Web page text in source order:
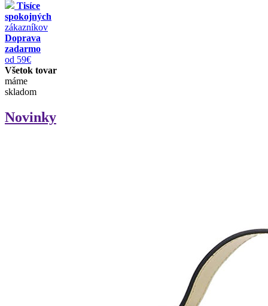
Tisíce
spokojných
zákazníkov
Doprava
zadarmo
od 59€
Všetok tovar
máme
skladom
Novinky